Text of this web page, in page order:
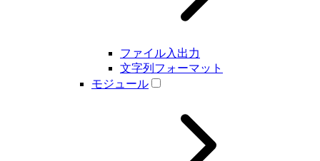
ファイル入出力
文字列フォーマット
モジュール